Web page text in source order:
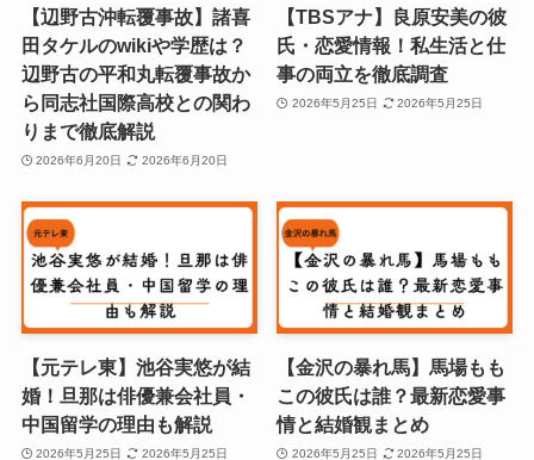
【辺野古沖転覆事故】諸喜
田タケルのwikiや学歴は？
辺野古の平和丸転覆事故か
ら同志社国際高校との関わ
りまで徹底解説
2026年6月20日 2026年6月20日
【TBSアナ】良原安美の彼
氏・恋愛情報！私生活と仕
事の両立を徹底調査
2026年5月25日 2026年5月25日
【元テレ東】池谷実悠が結
婚！旦那は俳優兼会社員・
中国留学の理由も解説
2026年5月25日 2026年5月25日
【金沢の暴れ馬】馬場もも
この彼氏は誰？最新恋愛事
情と結婚観まとめ
2026年5月25日 2026年5月25日